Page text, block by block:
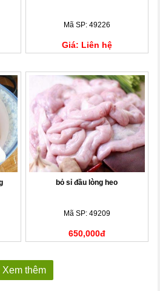
Mã SP: 49226
Giá: Liên hệ
bỏ sỉ đầu lòng heo
Mã SP: 49209
650,000đ
Xem thêm